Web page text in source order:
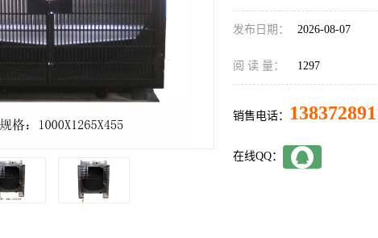
发布日期： 2026-08-07
阅 读 量： 1297
销售电话：
在线QQ：